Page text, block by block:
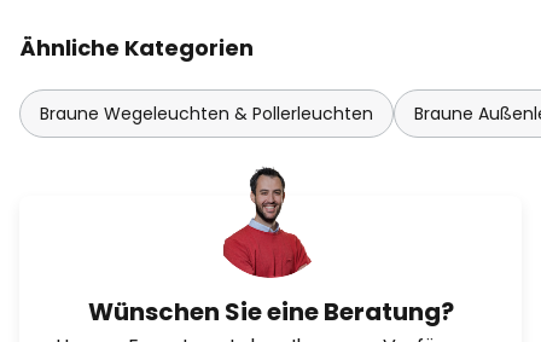
Ähnliche Kategorien
Braune Wegeleuchten & Pollerleuchten Braune
Wünschen Sie eine Beratung?